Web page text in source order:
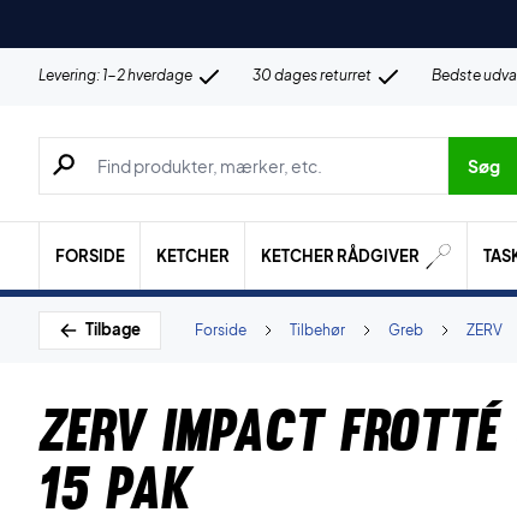
Levering: 1-2 hverdage 30 dages returret Bedste
Søg efter produkter, mærker etc.
Søg
FORSIDE KETCHER KETCHER RÅDGIVER
Tilbage ZERV
Greb
Tilbehør
Forside
ZERV Impact
15 pak